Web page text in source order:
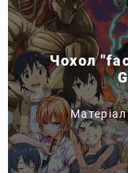
Чохол